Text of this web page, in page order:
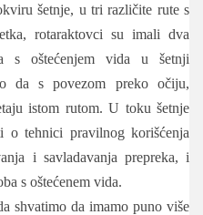
šetnje, u tri različite rute s
rotaraktovci su imali dva
s oštećenjem vida u šetnji
da s povezom preko očiju,
istom rutom. U toku šetnje
tehnici pravilnog korišćenja
i savladavanja prepreka, i
s oštećenem vida.
shvatimo da imamo puno više